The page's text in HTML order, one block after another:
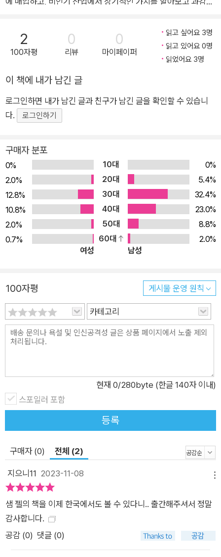
점한다. 그리고 그는 난해한 법안부터 아부다비의 사막 회의에 이
르기까지 거의 모든 곳에서 기회를 찾는다. 샘 젤은 2007년에 미
국 부동산 시장 역대 최고 수준의 거래가로 블랙스톤에 매각한 부
상의 기업 공개(IPO)를 주도했으며, 그의 날카로운 통찰력은 월
스트리트에서 전설적인 것으로 알려져 있다. 샘 젤은 부실 자산을
공략하는 전략으로 '그레이브 댄서'라는 별명을 얻었지만, 수천
샘 젤은 사회적 통념으로 만들어진 많은 규칙을 믿지 않는다. 그
리고 자신이 하는 일에 정말 능숙하다면 진정한 자신이 될 수 있
는 자유가 있다고 말한다. 샘 젤은 "모두가 왼쪽을 볼 때 오른쪽으
로 가라."라고 말한다. 그에게 사회적 통념은 단지 기준점에 불과
하다. 그는 투자나 거래를 할 때 대중의 소음을 차단하고 최대한
많은 정보를 수집한 다음 자신의 직감을 믿는다. 그는 자신의 독
립적인 사고가 2차 세계 대전 당시 유대인 난민이었던 부모님 덕
분이라고 말한다. 샘 젤이 요점을 강조하는 데 자주 하는 말인
클을 경험하며 사업과 투자에서 얻은 경험을 이 책을 통해 공유한
다. 이 책은 사업가와 투자자에게 없어서는 안 될 지침서이다.
2
100자평
0
리뷰
0
마이페이퍼
읽고 싶어요 3명
읽고 있어요 0명
읽었어요 3명
이 책에 내가 남긴 글
로그인하면 내가 남긴 글과 친구가 남긴 글을 확인할 수 있습니
다.
로그인하기
구매자 분포
0% 10대
0%
2.0%
20대
5.4%
12.8%
30대
32.4%
10.8%
40대
23.0%
2.0%
50대
8.8%
0.7%
60대
2.0%
여성
남성
100자평 게시물 운영 원칙
카테고리
현재 0/280byte (한글 140자 이내)
스포일러 포함
등록
구매자 (0) 전체 (2)
지으니11 2023-11-08
샘 젤의 책을 이제 한국에서도 볼 수 있다니.. 출간해주셔서 정말
감사합니다.
공감 (0) 댓글 (0)